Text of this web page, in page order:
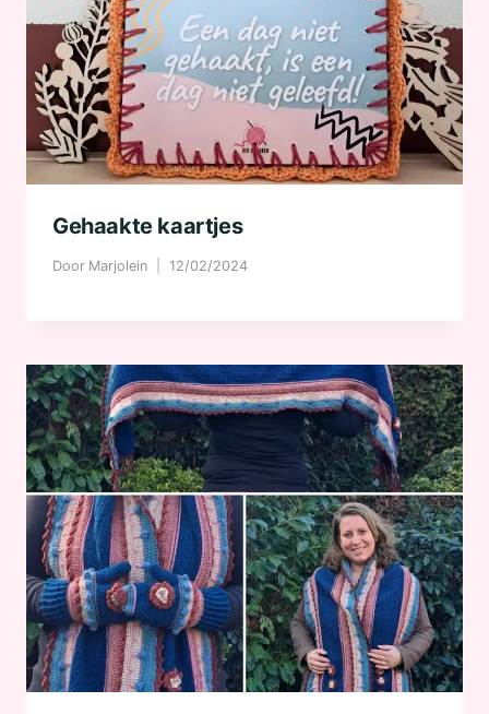
Gehaakte kaartjes
Door Marjolein 12/02/2024